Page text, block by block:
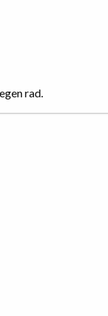
rad.